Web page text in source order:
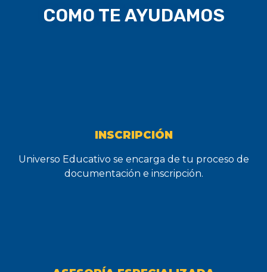
COMO TE AYUDAMOS
INSCRIPCIÓN
Universo Educativo se encarga de tu proceso de
documentación e inscripción.